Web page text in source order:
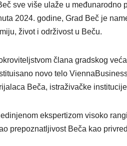
sve više ulaže u međunarodno
2024. godine, Grad Beč je
život i održivost u Beču.
člana gradskog
novo telo
Beča, istraživačke
ekspertizom visoko
prepoznatljivost Beča kao